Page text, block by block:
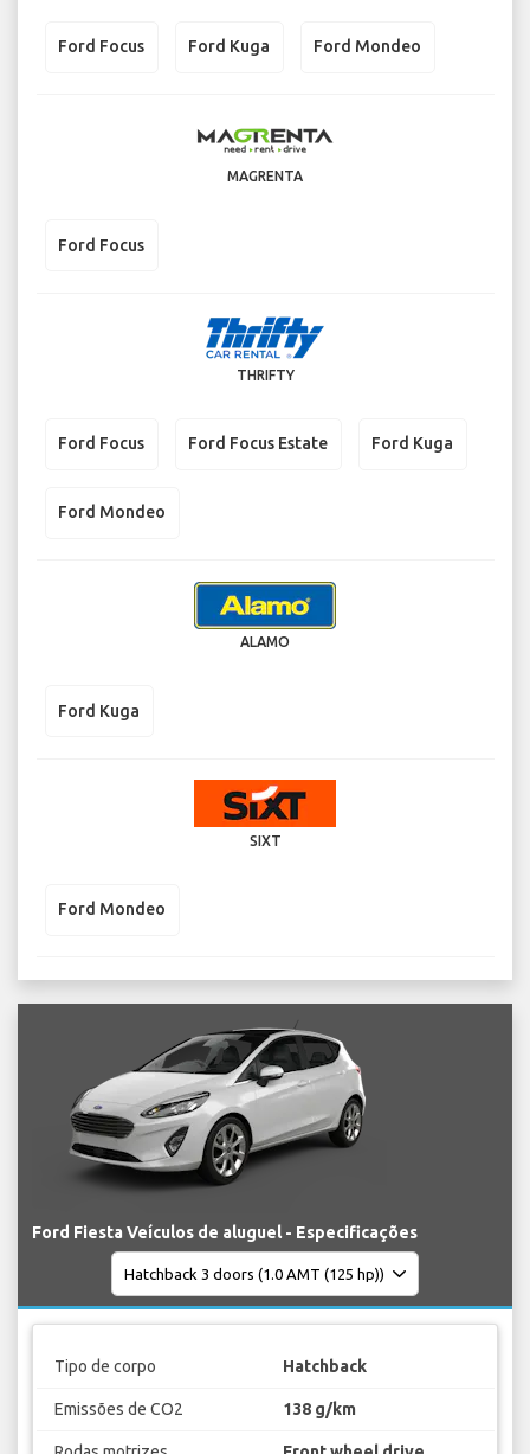
Ford Focus Ford Kuga Ford Mondeo
MAGRENTA
Ford Focus
THRIFTY
Ford Focus Ford Focus Estate Ford Kuga
Ford Mondeo
ALAMO
Ford Kuga
SIXT
Ford Mondeo
Ford Fiesta Veículos de aluguel - Especificações
Tipo de corpo Hatchback
Emissões de CO2 138 g/km